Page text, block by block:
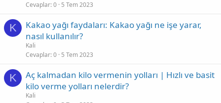
Cevaplar 0 5 Tem 2023
K
Kakao yağı faydaları: Kakao yağı ne işe yarar,
nasıl kullanılır?
Kali
Cevaplar 0 5 Tem 2023
K
Aç kalmadan kilo vermenin yolları | Hızlı ve basit
kilo verme yolları nelerdir?
Kali